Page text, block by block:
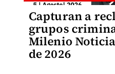
Capturan a
grupos
Milenio
de 2026